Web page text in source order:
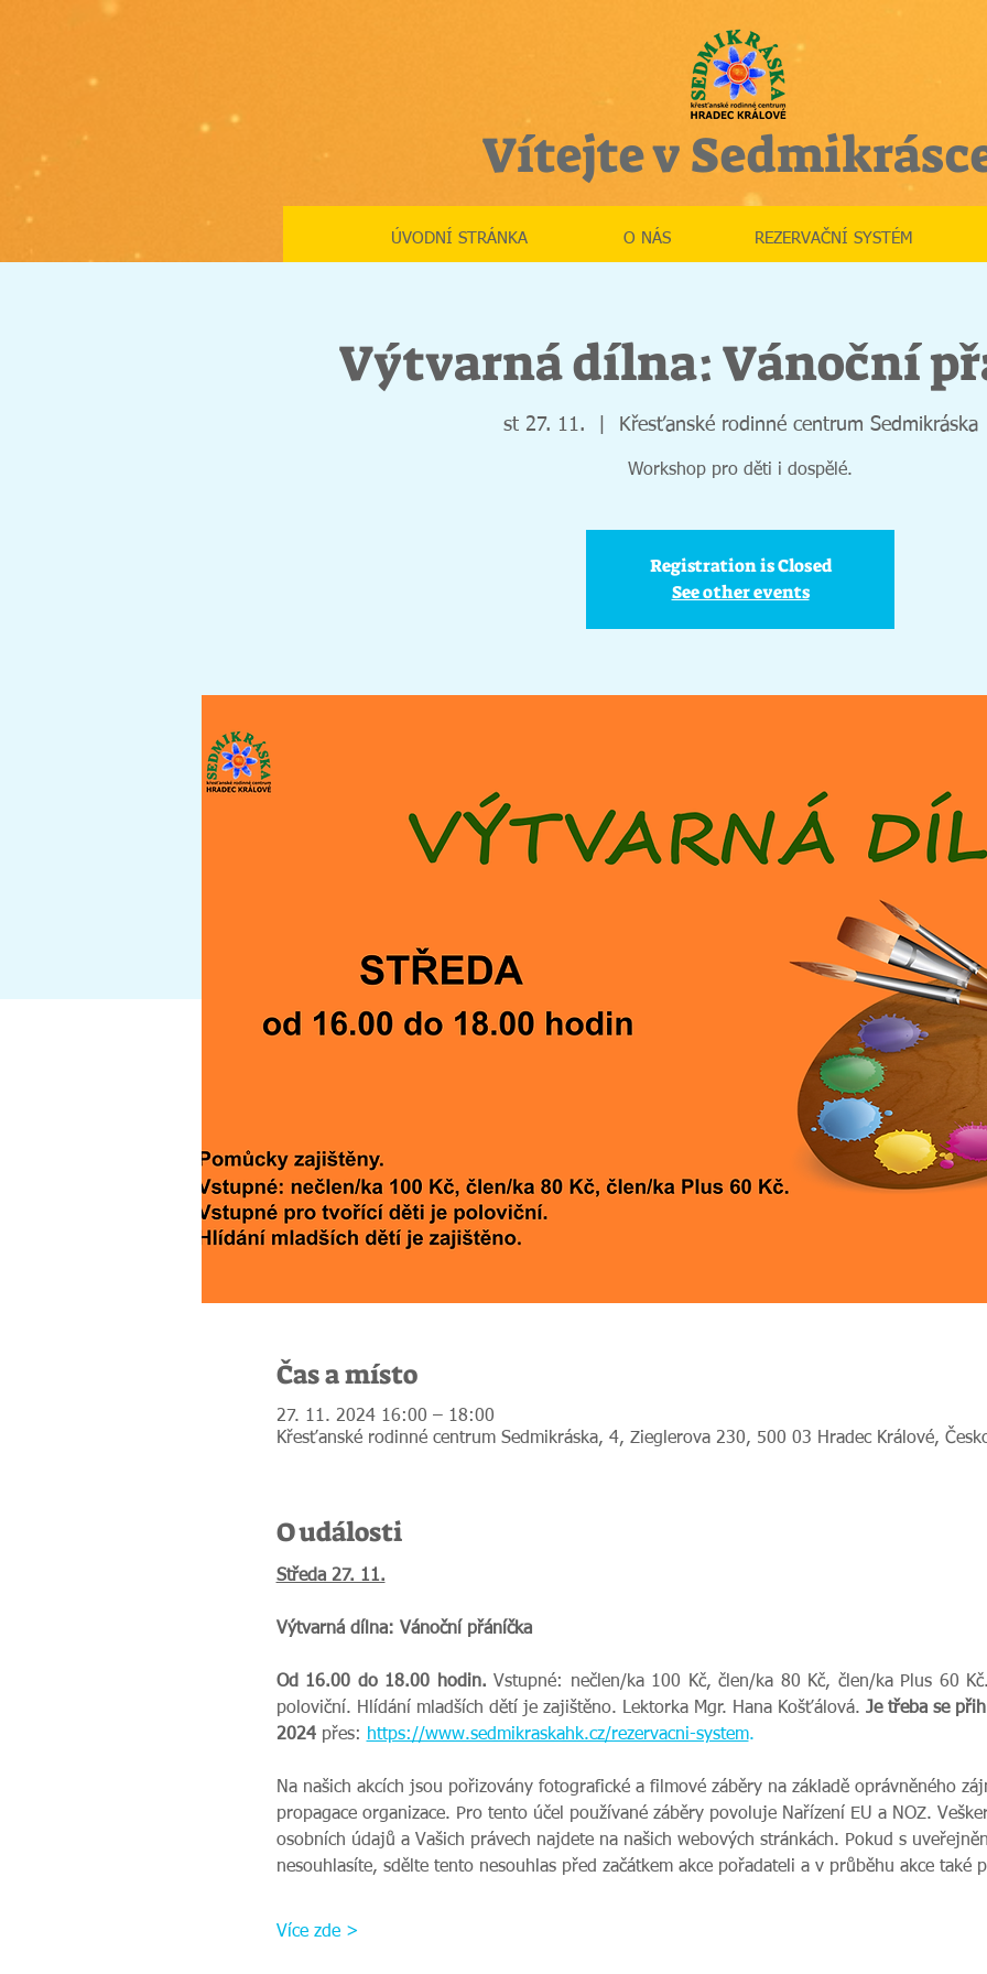
Vítejte v
ÚVODNÍ STRÁNKA O NÁS REZERVAČNÍ SYSTÉM
Výtvarná dílna: Vánoční
st 27. 11. Křesťanské rodinné centrum Sedmikráska
Workshop pro děti i dospělé.
Registration is Closed
See other events
Čas a místo
27. 11. 2024 16:00 – 18:00
Křesťanské rodinné centrum Sedmikráska, 4, Zieglerova 230, 500 03 Hradec Králové,
O události
Středa 27. 11.
Výtvarná dílna: Vánoční přáníčka
Od 16.00 do 18.00 hodin. Vstupné: nečlen/ka 100 Kč, člen/ka 80 Kč, člen/ka Plus 60
poloviční. Hlídání mladších dětí je zajištěno. Lektorka Mgr. Hana Košťálová. Je třeba se
2024 přes: https://www.sedmikraskahk.cz/rezervacni-system.
Na našich akcích jsou pořizovány fotografické a filmové záběry na základě oprávněného
propagace organizace. Pro tento účel používané záběry povoluje Nařízení EU a NOZ.
osobních údajů a Vašich právech najdete na našich webových stránkách. Pokud s
nesouhlasíte, sdělte tento nesouhlas před začátkem akce pořadateli a v průběhu akce také
Více zde >